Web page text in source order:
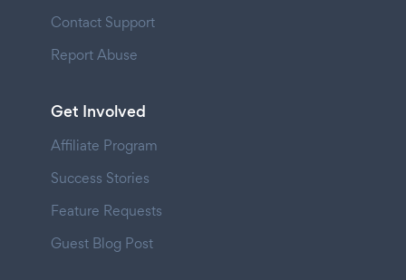
Contact Support
Report Abuse
Get Involved
Affiliate Program
Success Stories
Feature Requests
Guest Blog Post